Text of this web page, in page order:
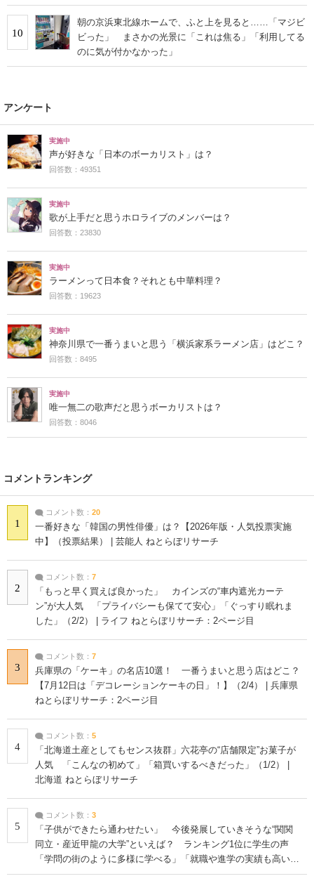
10
朝の京浜東北線ホームで、ふと上を見ると……「マジビ
ビった」 まさかの光景に「これは焦る」「利用してる
のに気が付かなかった」
アンケート
実施中
声が好きな「日本のボーカリスト」は？
回答数：49351
実施中
歌が上手だと思うホロライブのメンバーは？
回答数：23830
実施中
ラーメンって日本食？それとも中華料理？
回答数：19623
実施中
神奈川県で一番うまいと思う「横浜家系ラーメン店」はどこ？
回答数：8495
実施中
唯一無二の歌声だと思うボーカリストは？
回答数：8046
コメントランキング
1
コメント数： 20
一番好きな「韓国の男性俳優」は？【2026年版・人気投票実施
中】（投票結果） | 芸能人 ねとらぼリサーチ
2
コメント数： 7
「もっと早く買えば良かった」 カインズの“車内遮光カーテ
ン”が大人気 「プライバシーも保てて安心」「ぐっすり眠れま
した」（2/2） | ライフ ねとらぼリサーチ：2ページ目
3
コメント数： 7
兵庫県の「ケーキ」の名店10選！ 一番うまいと思う店はどこ？
【7月12日は「デコレーションケーキの日」！】（2/4） | 兵庫県
ねとらぼリサーチ：2ページ目
4
コメント数： 5
「北海道土産としてもセンス抜群」六花亭の“店舗限定”お菓子が
人気 「こんなの初めて」「箱買いするべきだった」（1/2） |
北海道 ねとらぼリサーチ
5
コメント数： 3
「子供ができたら通わせたい」 今後発展していきそうな“関関
同立・産近甲龍の大学”といえば？ ランキング1位に学生の声
「学問の街のように多様に学べる」「就職や進学の実績も高い」
| 大学 ねとらぼリサーチ